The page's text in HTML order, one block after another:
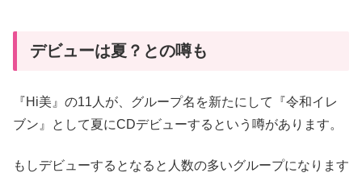
デビューは夏？との噂も
『Hi美』の11人が、グループ名を新たにして『令和イレ
ブン』として夏にCDデビューするという噂があります。
もしデビューするとなると人数の多いグループになります